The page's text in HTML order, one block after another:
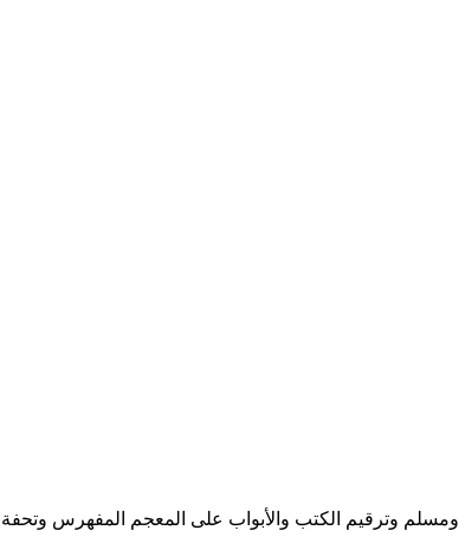
وترقيم الكتب والأبواب على المعجم المفهرس